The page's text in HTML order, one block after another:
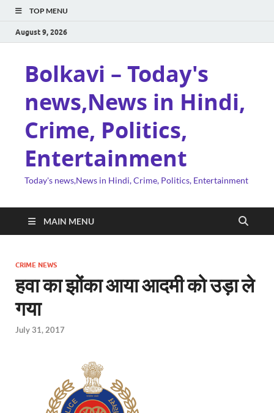
TOP MENU
August 9, 2026
Bolkavi – Today's
news,News in Hindi,
Crime, Politics,
Entertainment
Today's news,News in Hindi, Crime, Politics, Entertainment
MAIN MENU
CRIME NEWS
हवा का झोंका आया आदमी को उड़ा ले
गया
July 31, 2017